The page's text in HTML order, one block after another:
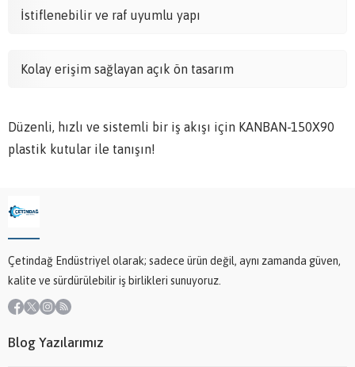
İstiflenebilir ve raf uyumlu yapı
Kolay erişim sağlayan açık ön tasarım
Düzenli, hızlı ve sistemli bir iş akışı için KANBAN-150X90
plastik kutular ile tanışın!
Çetindağ Endüstriyel olarak; sadece ürün değil, aynı zamanda güven,
kalite ve sürdürülebilir iş birlikleri sunuyoruz.
Blog Yazılarımız